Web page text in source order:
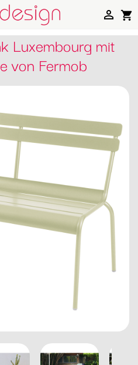
shopping_cart

Luxembourg mit
von Fermob